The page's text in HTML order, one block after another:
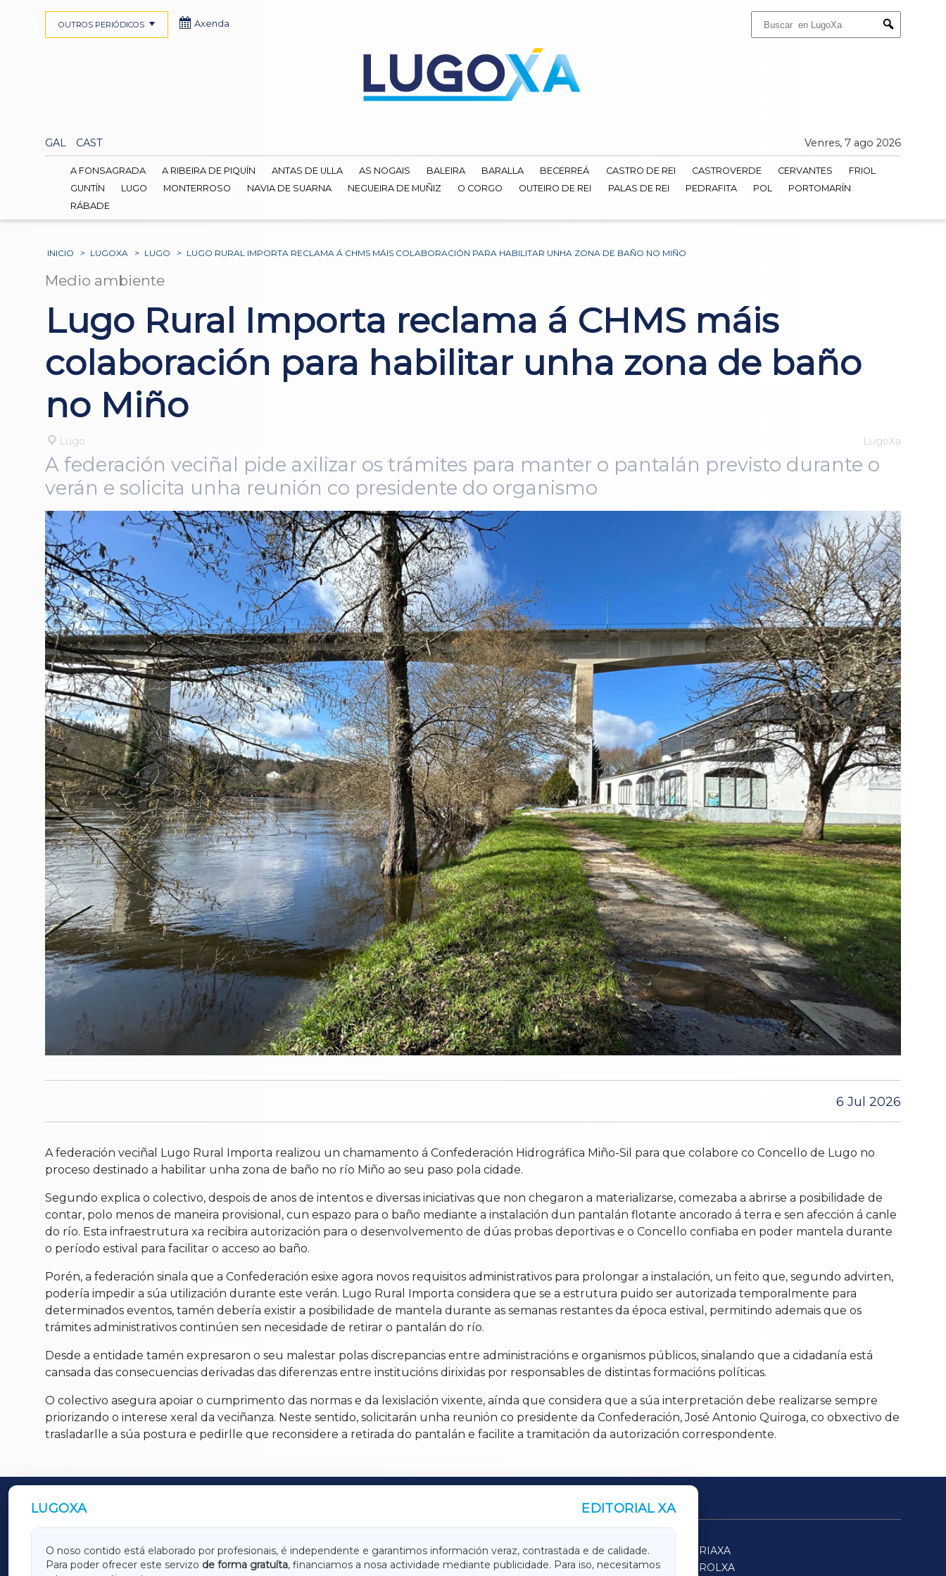
Submit
GAL CAST Venres, 7 ago 2026
OUTROS PERIÓDICOS Axenda
A FONSAGRADA A RIBEIRA DE PIQUÍN ANTAS DE ULLA AS NOGAIS BALEIRA BARALLA BECERREÁ CASTRO DE REI CASTROVERDE CERVANTES
FRIOL
GUNTÍN
LUGO MONTERROSO NAVIA DE SUARNA NEGUEIRA DE MUÑIZ O CORGO OUTEIRO DE REI PALAS DE REI PEDRAFITA POL
PORTOMARÍN
RÁBADE
INICIO > LUGOXA > LUGO > LUGO RURAL IMPORTA RECLAMA Á CHMS MÁIS COLABORACIÓN PARA HABILITAR UNHA ZONA DE BAÑO NO MIÑO
Medio ambiente
Lugo Rural Importa reclama á CHMS máis
colaboración para habilitar unha zona de baño
no Miño
Lugo LugoXa
A federación veciñal pide axilizar os trámites para manter o pantalán previsto durante o
verán e solicita unha reunión co presidente do organismo
6 Jul 2026
A federación veciñal Lugo Rural Importa realizou un chamamento á Confederación Hidrográfica Miño-Sil para que colabore co Concello de Lugo no
proceso destinado a habilitar unha zona de baño no río Miño ao seu paso pola cidade.
Segundo explica o colectivo, despois de anos de intentos e diversas iniciativas que non chegaron a materializarse, comezaba a abrirse a posibilidade de
contar, polo menos de maneira provisional, cun espazo para o baño mediante a instalación dun pantalán flotante ancorado á terra e sen afección á canle
do río. Esta infraestrutura xa recibira autorización para o desenvolvemento de dúas probas deportivas e o Concello confiaba en poder mantela durante
o período estival para facilitar o acceso ao baño.
Porén, a federación sinala que a Confederación esixe agora novos requisitos administrativos para prolongar a instalación, un feito que, segundo advirten,
podería impedir a súa utilización durante este verán. Lugo Rural Importa considera que se a estrutura puido ser autorizada temporalmente para
determinados eventos, tamén debería existir a posibilidade de mantela durante as semanas restantes da época estival, permitindo ademais que os
trámites administrativos continúen sen necesidade de retirar o pantalán do río.
Desde a entidade tamén expresaron o seu malestar polas discrepancias entre administracións e organismos públicos, sinalando que a cidadanía está
cansada das consecuencias derivadas das diferenzas entre institucións dirixidas por responsables de distintas formacións políticas.
O colectivo asegura apoiar o cumprimento das normas e da lexislación vixente, aínda que considera que a súa interpretación debe realizarse sempre
priorizando o interese xeral da veciñanza. Neste sentido, solicitarán unha reunión co presidente da Confederación, José Antonio Quiroga, co obxectivo de
trasladarlle a súa postura e pedirlle que reconsidere a retirada do pantalán e facilite a tramitación da autorización correspondente.
LUGOXA EDITORIAL XA
O noso contido está elaborado por profesionais, é independente e garantimos información veraz, contrastada e de calidade.
Para poder ofrecer este servizo de forma gratuíta, financiamos a nosa actividade mediante publicidade. Para iso, necesitamos
OUTROS PERIÓDICOS
GALICIAXA LUGOXA TERRACHAXA
SARRIAXA
AMARIÑAXA
RIBEIRASACRAXA ACORUÑAXA FERROLXA